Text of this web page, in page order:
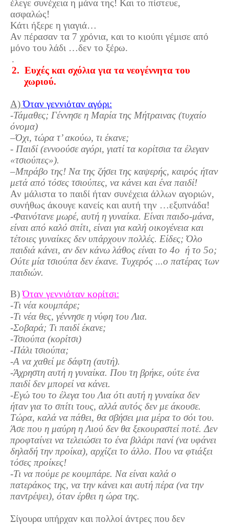
έλεγε συνέχεια η μάνα της! Και το πίστευε,
ασφαλώς!
Κάτι ήξερε η γιαγιά…
Αν πέρασαν τα 7 χρόνια, και το κιούπι γέμισε από
μόνο του λάδι …δεν το ξέρω.
.
2. Ευχές και σχόλια για τα νεογέννητα του
χωριού.
Α)Όταν γεννιόταν αγόρι:
-Τάμαθες; Γέννησε η Μαρία της Μήτραινας (τυχαίο
όνομα)
–Όχι, τώρα τ’ ακούω, τι έκανε;
- Παιδί (εννοούσε αγόρι, γιατί τα κορίτσια τα έλεγαν
«τσιούπες»).
–Μπράβο της! Να της ζήσει της καψερής, καιρός ήταν
μετά από τόσες τσιούπες, να κάνει και ένα παιδί!
Αν μάλιστα το παιδί ήταν συνέχεια άλλων αγοριών,
συνήθως άκουγε κανείς και αυτή την …εξυπνάδα!
-Φαινότανε μωρέ, αυτή η γυναίκα. Είναι παιδο-μάνα,
είναι από καλό σπίτι, είναι για καλή οικογένεια και
τέτοιες γυναίκες δεν υπάρχουν πολλές. Είδες; Όλο
παιδιά κάνει, αν δεν κάνω λάθος είναι το 4ο ή το 5ο;
Ούτε μία τσιούπα δεν έκανε. Τυχερός ...ο πατέρας των
παιδιών.
Β)Όταν γεννιόταν κορίτσι:
-Τι νέα κουμπάρε;
-Τι νέα θες, γέννησε η νύφη του Λια.
-Σοβαρά; Τι παιδί έκανε;
-Τσιούπα (κορίτσι)
-Πάλι τσιούπα;
-Α να χαθεί με δάφτη (αυτή).
-Άχρηστη αυτή η γυναίκα. Που τη βρήκε, ούτε ένα
παιδί δεν μπορεί να κάνει.
-Εγώ του το έλεγα του Λια ότι αυτή η γυναίκα δεν
ήταν για το σπίτι τους, αλλά αυτός δεν με άκουσε.
Τώρα, καλά να πάθει, θα σβήσει μια μέρα το σόι του.
Άσε που η μαύρη η Λιού δεν θα ξεκουραστεί ποτέ. Δεν
προφταίνει να τελειώσει το ένα βιλάρι πανί (να υφάνει
δηλαδή την προίκα), αρχίζει το άλλο. Που να φτιάξει
τόσες προίκες!
-Τι να πούμε ρε κουμπάρε. Να είναι καλά ο
πατεράκος της, να την κάνει και αυτή πέρα (να την
παντρέψει), όταν έρθει η ώρα της.
Σίγουρα υπήρχαν και πολλοί άντρες που δεν